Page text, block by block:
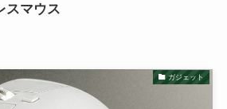
スマウス
ガジェット